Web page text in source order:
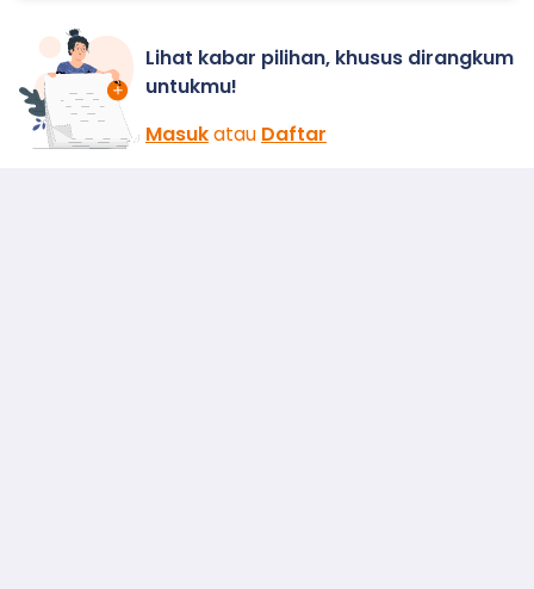
Lihat kabar pilihan, khusus dirangkum
untukmu!
Masukatau Daftar